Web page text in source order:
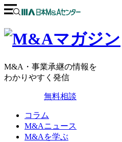
M&A・事業承継の情報を
わかりやすく発信
無料相談
コラム
M&Aニュース
M&Aを学ぶ